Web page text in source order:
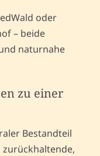
oder
– beide
naturnahe
zu einer
Bestandteil